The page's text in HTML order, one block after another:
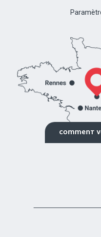
COMMENT